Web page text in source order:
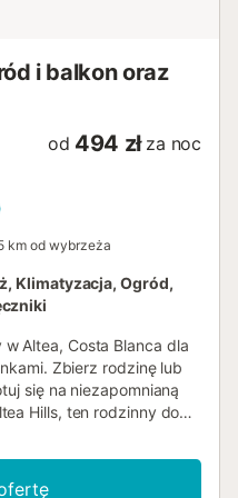
z których jeden jes...
i balkon oraz
od 494 zł za noc
km od wybrzeża
Klimatyzacja, Ogród,
Altea, Costa Blanca dla
Zbierz rodzinę lub
się na niezapomnianą
Hills, ten rodzinny dom
wnętrza. Kuchnia
będą idealnym miejscem